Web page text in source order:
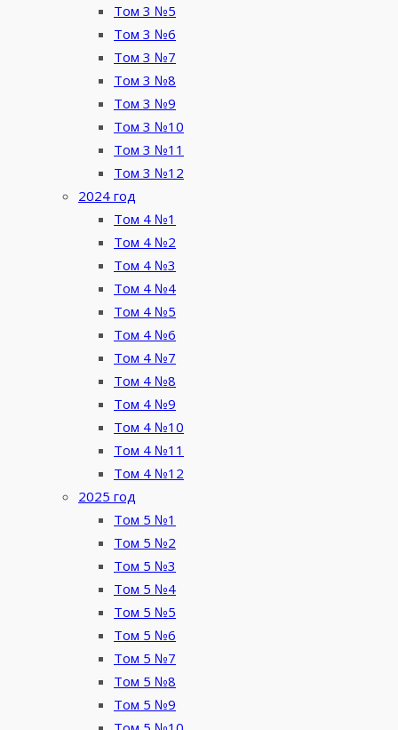
Том 3 №5
Том 3 №6
Том 3 №7
Том 3 №8
Том 3 №9
Том 3 №10
Том 3 №11
Том 3 №12
2024 год
Том 4 №1
Том 4 №2
Том 4 №3
Том 4 №4
Том 4 №5
Том 4 №6
Том 4 №7
Том 4 №8
Том 4 №9
Том 4 №10
Том 4 №11
Том 4 №12
2025 год
Том 5 №1
Том 5 №2
Том 5 №3
Том 5 №4
Том 5 №5
Том 5 №6
Том 5 №7
Том 5 №8
Том 5 №9